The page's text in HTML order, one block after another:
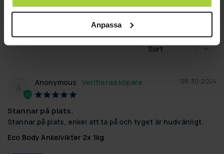
Anpassa
Frågor
08-30-2024
Anonymous
Stannar på plats.
Stannar på plats, enkel att ta på och tyget är hudvänligt.
Eco Body Ankelvikter 2x 1kg